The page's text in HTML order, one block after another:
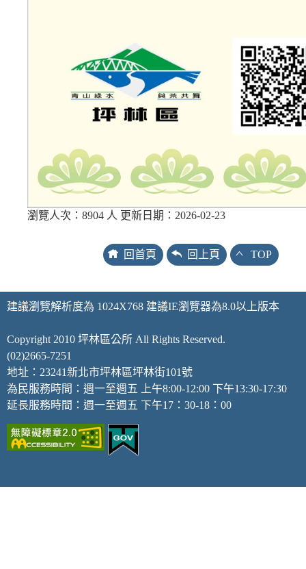
瀏覽人次：8904 人 更新日期：2026-02-23
回首頁 回上頁 TOP
建議瀏覽解析度為 1024X768 建議IE瀏覽器為8.0以上版本
Copyright 2010 坪林區公所 All Rights Reserved.
(02)2665-7251
地址：23241新北市坪林區坪林街101號
為民服務時間：週一至週五 上午8:00-12:00 下午13:30-17:30
延長服務時間：週一至週五 下午17：30-18：00